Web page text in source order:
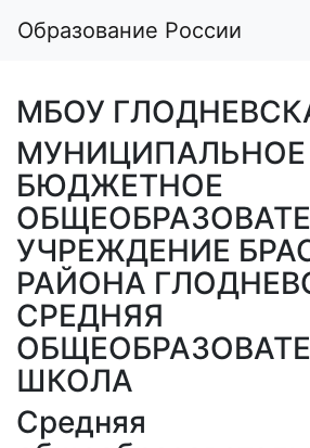
Образование России
МБОУ
МУНИЦИПАЛЬНОЕ
БЮДЖЕТНОЕ
УЧРЕЖДЕНИЕ
РАЙОНА
СРЕДНЯЯ
ШКОЛА
Средняя